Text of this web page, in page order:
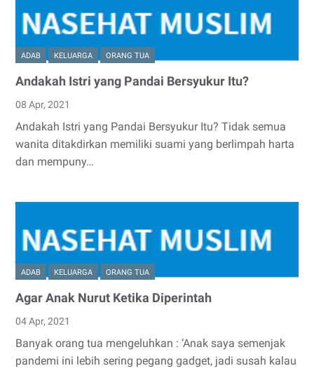
ADAB KELUARGA ORANG TUA
Andakah Istri yang Pandai Bersyukur Itu?
08 Apr, 2021
Andakah Istri yang Pandai Bersyukur Itu? Tidak semua
wanita ditakdirkan memiliki suami yang berlimpah harta
dan mempuny…
ADAB KELUARGA ORANG TUA
Agar Anak Nurut Ketika Diperintah
04 Apr, 2021
Banyak orang tua mengeluhkan : ‘Anak saya semenjak
pandemi ini lebih sering pegang gadget, jadi susah kalau